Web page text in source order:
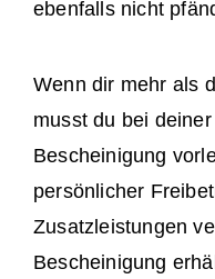
ebenfalls nicht
Wenn dir mehr als
musst du bei
Bescheinigung
persönlicher
Zusatzleistungen
Bescheinigung